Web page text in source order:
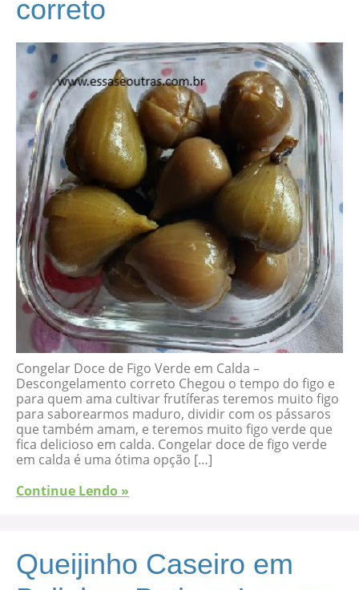
correto
Congelar Doce de Figo Verde em Calda –
Descongelamento correto Chegou o tempo do figo e
para quem ama cultivar frutíferas teremos muito figo
para saborearmos maduro, dividir com os pássaros
que também amam, e teremos muito figo verde que
fica delicioso em calda. Congelar doce de figo verde
em calda é uma ótima opção […]
Continue Lendo »
Queijinho Caseiro em